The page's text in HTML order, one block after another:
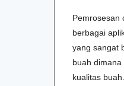
Pemrosesan
berbagai
yang sangat
buah
kualitas